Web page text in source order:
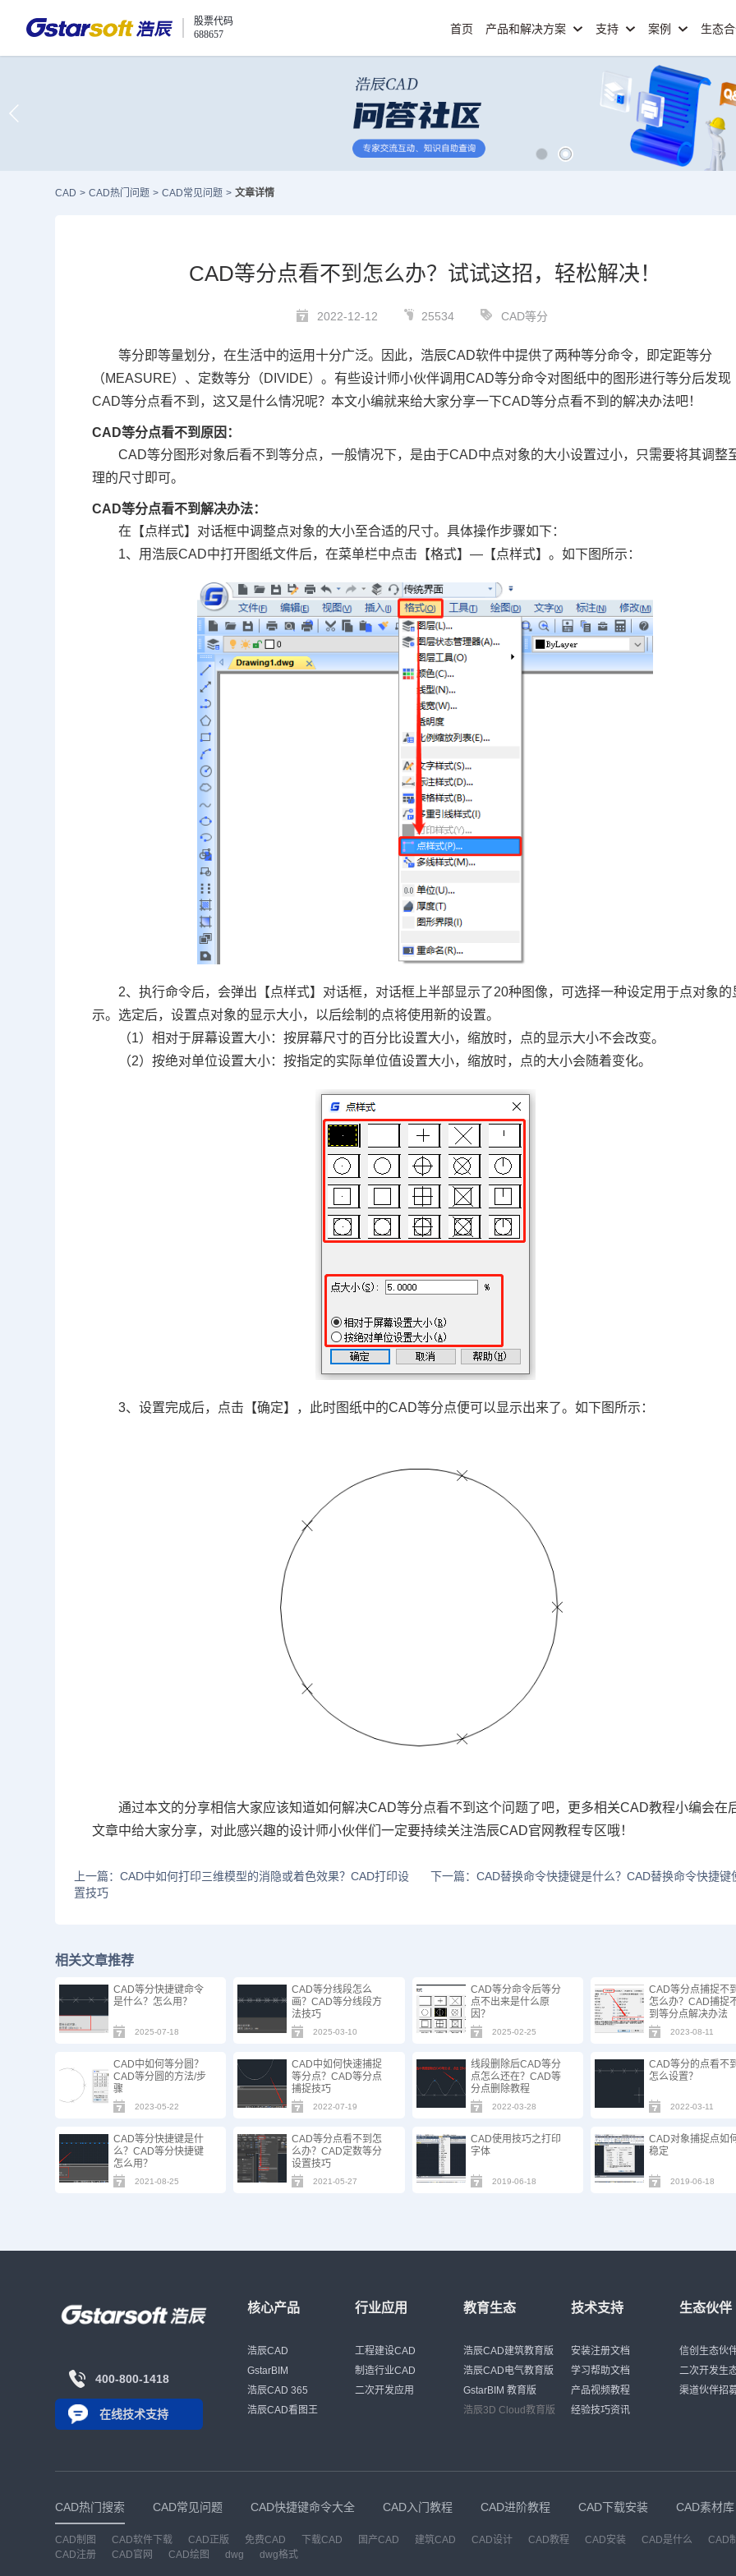
股票代码
688657
首页 产品和解决方案 支持 案例 生态
CAD > CAD热门问题 > CAD常见问题 > 文章详情
CAD等分点看不到怎么办？试试这招，轻松解决！
2022-12-12 25534 CAD等分
等分即等量划分，在生活中的运用十分广泛。因此，浩辰CAD软件中提供了两种等分命令，即定距等分
（MEASURE）、定数等分（DIVIDE）。有些设计师小伙伴调用CAD等分命令对图纸中的图形进行等分后发现
CAD等分点看不到 ，这又是什么情况呢？本文小编就来给大家分享一下CAD等分点看不到的解决办法吧！
CAD等分点看不到原因：
CAD等分图形对象后看不到等分点，一般情况下，是由于CAD中点对象的大小设置过小，只需要将其调整
理的尺寸即可。
CAD等分点看不到解决办法：
在【点样式】对话框中调整点对象的大小至合适的尺寸。具体操作步骤如下：
1、用浩辰CAD中打开图纸文件后，在菜单栏中点击【格式】—【点样式】。如下图所示：
2、执行命令后，会弹出【点样式】对话框，对话框上半部显示了20种图像，可选择一种设定用于点对象的
示。选定后，设置点对象的显示大小，以后绘制的点将使用新的设置。
（1）相对于屏幕设置大小：按屏幕尺寸的百分比设置大小，缩放时，点的显示大小不会改变。
（2）按绝对单位设置大小：按指定的实际单位值设置大小，缩放时，点的大小会随着变化。
3、设置完成后，点击【确定】，此时图纸中的CAD等分点便可以显示出来了。如下图所示：
通过本文的分享相信大家应该知道如何解决CAD等分点看不到这个问题了吧，更多相关CAD教程小编会在
文章中给大家分享，对此感兴趣的设计师小伙伴们一定要持续关注浩辰CAD官网教程专区哦！
上一篇：CAD中如何打印三维模型的消隐或着色效果？CAD打印设
置技巧
下一篇：CAD替换命令快捷键是什么？CAD替换命令快捷键
相关文章推荐
CAD等分快捷键命令
是什么？怎么用？
2025-07-18
CAD等分线段怎么
画？CAD等分线段方
法技巧
2025-03-10
CAD等分命令后等分
点不出来是什么原
因？
2025-02-25
CAD等分点捕捉不
怎么办？CAD捕捉
到等分点解决办法
2023-08-11
CAD中如何等分圆？
CAD等分圆的方法/步
骤
2023-05-22
CAD中如何快速捕捉
等分点？CAD等分点
捕捉技巧
2022-07-19
线段删除后CAD等分
点怎么还在？CAD等
分点删除教程
2022-03-28
CAD等分的点看不
怎么设置？
2022-03-11
CAD等分快捷键是什
么？CAD等分快捷键
怎么用？
2021-08-25
CAD等分点看不到怎
么办？CAD定数等分
设置技巧
2021-05-27
CAD使用技巧之打印
字体
2019-06-18
CAD对象捕捉点如
稳定
2019-06-18
400-800-1418
在线技术支持
核心产品
浩辰CAD
GstarBIM
浩辰CAD 365
浩辰CAD看图王
行业应用
工程建设CAD
制造行业CAD
二次开发应用
教育生态
浩辰CAD建筑教育版
浩辰CAD电气教育版
GstarBIM 教育版
浩辰3D Cloud教育版
技术支持
安装注册文档
学习帮助文档
产品视频教程
经验技巧资讯
生态伙伴
信创生态伙
二次开发生
渠道伙伴招
CAD热门搜索 CAD常见问题 CAD快捷键命令大全 CAD入门教程 CAD进阶教程 CAD下载安装 CAD素材库
CAD制图 CAD软件下载 CAD正版 免费CAD 下载CAD 国产CAD 建筑CAD CAD设计 CAD教程 CAD安装 CAD是什么
CAD
CAD注册
CAD官网 CAD绘图 dwg dwg格式